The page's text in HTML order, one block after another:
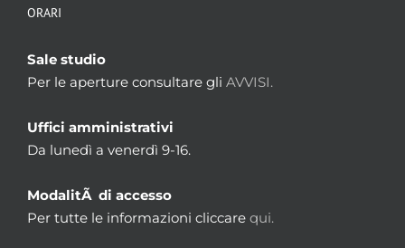
ORARI
Sale studio
Per le aperture consultare gli AVVISI.
Uffici amministrativi
Da lunedì a venerdì 9-16.
ModalitÃ di accesso
Per tutte le informazioni cliccare qui.